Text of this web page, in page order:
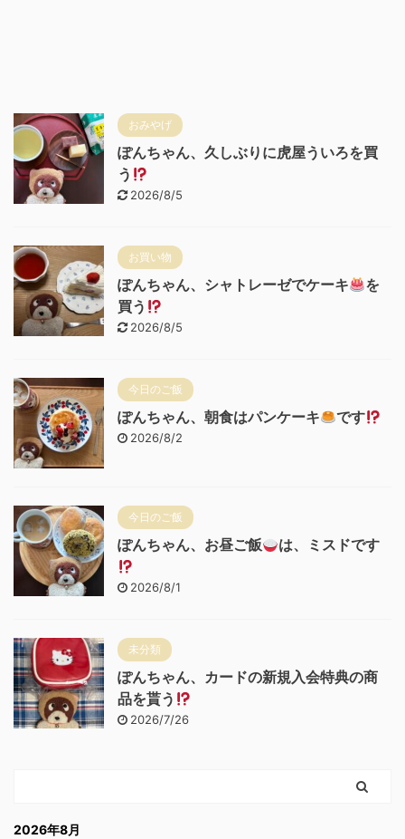
おみやげ
ぽんちゃん、久しぶりに虎屋ういろを買
う
2026/8/5
お買い物
ぽんちゃん、シャトレーゼでケーキ
を
買う
2026/8/5
今日のご飯
ぽんちゃん、朝食はパンケーキ です
2026/8/2
今日のご飯
ぽんちゃん、お昼ご飯 は、ミスドです
2026/8/1
未分類
ぽんちゃん、カードの新規入会特典の商
品を貰う
2026/7/26
2026年8月